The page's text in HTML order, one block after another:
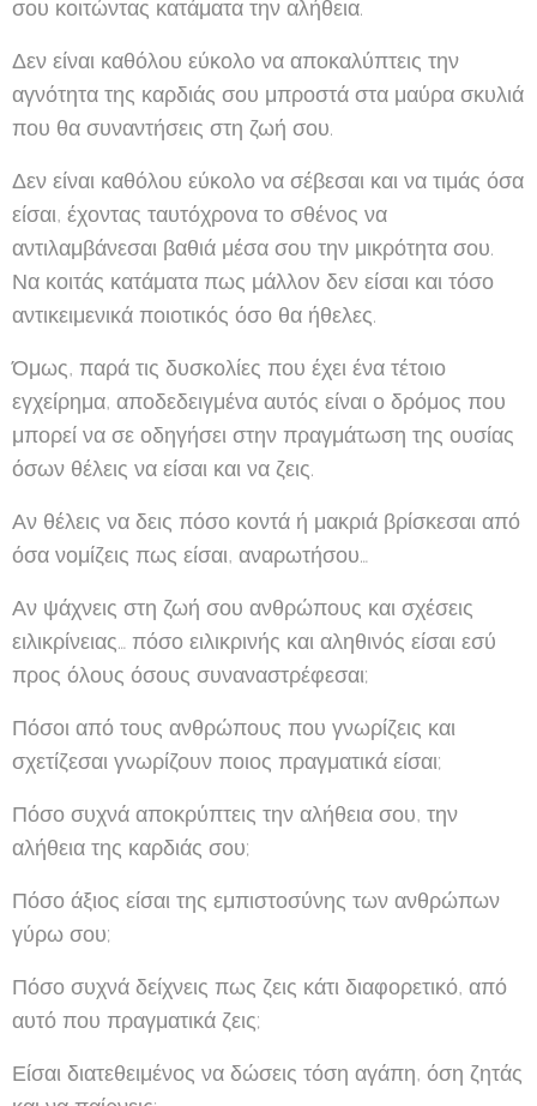
σου κοιτώντας κατάματα την αλήθεια.
Δεν είναι καθόλου εύκολο να αποκαλύπτεις την
αγνότητα της καρδιάς σου μπροστά στα μαύρα σκυλιά
που θα συναντήσεις στη ζωή σου.
Δεν είναι καθόλου εύκολο να σέβεσαι και να τιμάς όσα
είσαι, έχοντας ταυτόχρονα το σθένος να
αντιλαμβάνεσαι βαθιά μέσα σου την μικρότητα σου.
Να κοιτάς κατάματα πως μάλλον δεν είσαι και τόσο
αντικειμενικά ποιοτικός όσο θα ήθελες.
Όμως, παρά τις δυσκολίες που έχει ένα τέτοιο
εγχείρημα, αποδεδειγμένα αυτός είναι ο δρόμος που
μπορεί να σε οδηγήσει στην πραγμάτωση της ουσίας
όσων θέλεις να είσαι και να ζεις.
Αν θέλεις να δεις πόσο κοντά ή μακριά βρίσκεσαι από
όσα νομίζεις πως είσαι, αναρωτήσου…
Αν ψάχνεις στη ζωή σου ανθρώπους και σχέσεις
ειλικρίνειας… πόσο ειλικρινής και αληθινός είσαι εσύ
προς όλους όσους συναναστρέφεσαι;
Πόσοι από τους ανθρώπους που γνωρίζεις και
σχετίζεσαι γνωρίζουν ποιος πραγματικά είσαι;
Πόσο συχνά αποκρύπτεις την αλήθεια σου, την
αλήθεια της καρδιάς σου;
Πόσο άξιος είσαι της εμπιστοσύνης των ανθρώπων
γύρω σου;
Πόσο συχνά δείχνεις πως ζεις κάτι διαφορετικό, από
αυτό που πραγματικά ζεις;
Είσαι διατεθειμένος να δώσεις τόση αγάπη, όση ζητάς